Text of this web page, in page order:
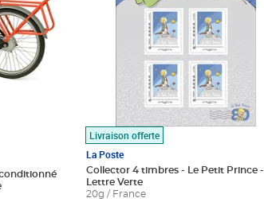
Livraison offerte
La Poste
Collector 4 timbres - Le Petit Prince -
Lettre Verte
20g / France